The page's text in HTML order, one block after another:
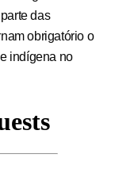
das
obrigatório o
indígena no